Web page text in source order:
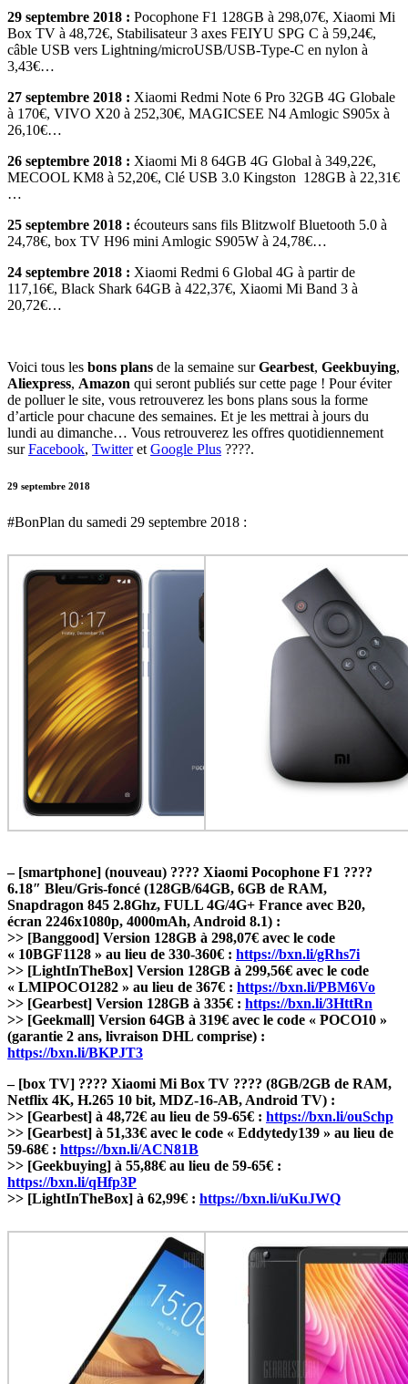
29 septembre 2018 : Pocophone F1 128GB à 298,07€, Xiaomi Mi
Box TV à 48,72€, Stabilisateur 3 axes FEIYU SPG C à 59,24€,
câble USB vers Lightning/microUSB/USB-Type-C en nylon à
3,43€…
27 septembre 2018 : Xiaomi Redmi Note 6 Pro 32GB 4G Globale
à 170€, VIVO X20 à 252,30€, MAGICSEE N4 Amlogic S905x à
26,10€…
26 septembre 2018 : Xiaomi Mi 8 64GB 4G Global à 349,22€,
MECOOL KM8 à 52,20€, Clé USB 3.0 Kingston 128GB à 22,31€
…
25 septembre 2018 : écouteurs sans fils Blitzwolf Bluetooth 5.0 à
24,78€, box TV H96 mini Amlogic S905W à 24,78€…
24 septembre 2018 : Xiaomi Redmi 6 Global 4G à partir de
117,16€, Black Shark 64GB à 422,37€, Xiaomi Mi Band 3 à
20,72€…
Voici tous les bons plans de la semaine surGearbest, Geekbuying,
Aliexpress, Amazon qui seront publiés sur cette page ! Pour éviter
de polluer le site, vous retrouverez les bons plans sous la forme
d’article pour chacune des semaines. Et je les mettrai à jours du
lundi au dimanche… Vous retrouverez les offres quotidiennement
surFacebook, Twitteret Google Plus ????.
29 septembre 2018
#BonPlan du samedi 29 septembre 2018 :
– [smartphone] (nouveau) ???? Xiaomi Pocophone F1 ????
6.18″ Bleu/Gris-foncé (128GB/64GB, 6GB de RAM,
Snapdragon 845 2.8Ghz, FULL 4G/4G+ France avec B20,
écran 2246x1080p, 4000mAh, Android 8.1) :
>> [Banggood] Version 128GB à 298,07€ avec le code
« 10BGF1128 » au lieu de 330-360€ : https://bxn.li/gRhs7i
>> [LightInTheBox] Version 128GB à 299,56€ avec le code
« LMIPOCO1282 » au lieu de 367€ : https://bxn.li/PBM6Vo
>> [Gearbest] Version 128GB à 335€ : https://bxn.li/3HttRn
>> [Geekmall] Version 64GB à 319€ avec le code « POCO10 »
(garantie 2 ans, livraison DHL comprise) :
https://bxn.li/BKPJT3
– [box TV] ???? Xiaomi Mi Box TV ???? (8GB/2GB de RAM,
Netflix 4K, H.265 10 bit, MDZ-16-AB, Android TV) :
>> [Gearbest] à 48,72€ au lieu de 59-65€ : https://bxn.li/ouSchp
>> [Gearbest] à 51,33€ avec le code « Eddytedy139 » au lieu de
59-68€ : https://bxn.li/ACN81B
>> [Geekbuying] à 55,88€ au lieu de 59-65€ :
https://bxn.li/qHfp3P
>> [LightInTheBox] à 62,99€ : https://bxn.li/uKuJWQ